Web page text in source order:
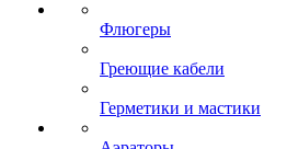
Флюгеры
Греющие кабели
Герметики и мастики